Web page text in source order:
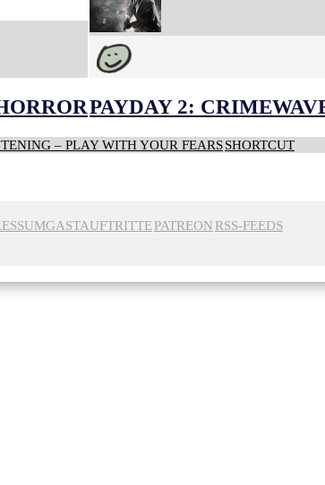
PAYDAY 2:
– PLAY WITH YOUR FEARSSHORTCUT
GASTAUFTRITTEPATREON RSS-FEEDS